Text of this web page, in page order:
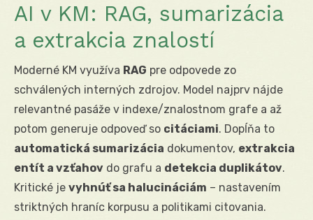
AI v KM: RAG, sumarizácia
a extrakcia znalostí
Moderné KM využíva RAG pre odpovede zo
schválených interných zdrojov. Model najprv nájde
relevantné pasáže v indexe/znalostnom grafe a až
potom generuje odpoveď so citáciami. Dopĺňa to
automatická sumarizácia dokumentov, extrakcia
entít a vzťahov do grafu a detekcia duplikátov.
Kritické je vyhnúť sa halucináciám – nastavením
striktných hraníc korpusu a politikami citovania.